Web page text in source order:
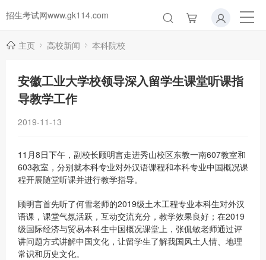
招生考试网www.gk114.com
主页 高校新闻 本科院校
安徽工业大学校领导深入留学生课堂听课指
导教学工作
2019-11-13
11月8日下午，副校长顾明言走进秀山校区东教一南607教室和
603教室，分别就本科专业对外汉语课程和本科专业中国概况课
程开展随堂听课并进行教学指导。
顾明言首先听了何雪老师的2019级土木工程专业本科生对外汉
语课，课堂气氛活跃，互动交流充分，教学效果良好；在2019
级国际经济与贸易本科生中国概况课堂上，张侃敏老师通过评
讲问题方式讲解中国文化，让留学生了解我国风土人情、地理
常识和历史文化。